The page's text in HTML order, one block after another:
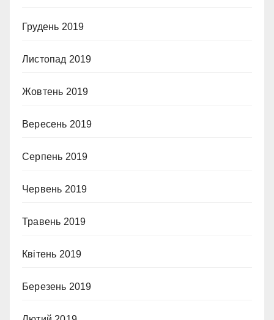
Грудень 2019
Листопад 2019
Жовтень 2019
Вересень 2019
Серпень 2019
Червень 2019
Травень 2019
Квітень 2019
Березень 2019